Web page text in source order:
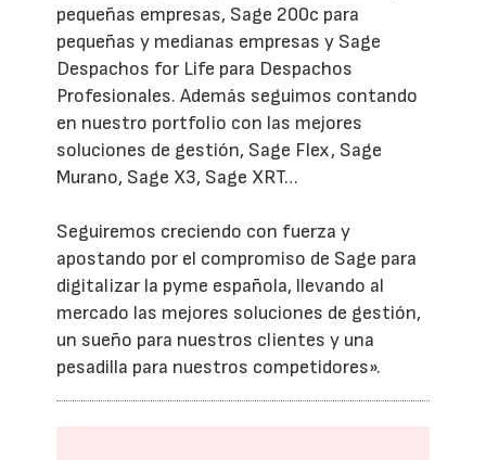
pequeñas empresas, Sage 200c para
pequeñas y medianas empresas y Sage
Despachos for Life para Despachos
Profesionales. Además seguimos contando
en nuestro portfolio con las mejores
soluciones de gestión, Sage Flex, Sage
Murano, Sage X3, Sage XRT…
Seguiremos creciendo con fuerza y
apostando por el compromiso de Sage para
digitalizar la pyme española, llevando al
mercado las mejores soluciones de gestión,
un sueño para nuestros clientes y una
pesadilla para nuestros competidores».